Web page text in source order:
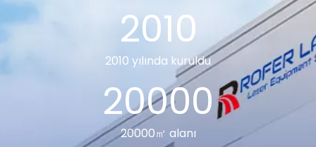
2010
2010 yılında kuruldu
20000
20000㎡ alanı